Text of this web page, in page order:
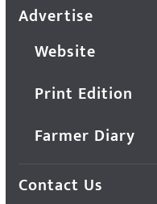
Advertise
Website
Print Edition
Farmer Diary
Contact Us